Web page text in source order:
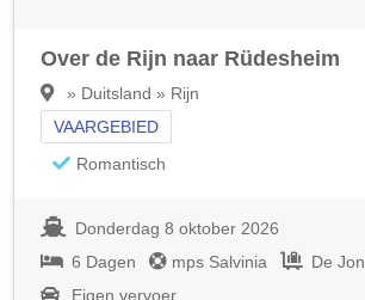
Over de Rijn naar Rüdesheim
» Duitsland » Rijn
VAARGEBIED
Romantisch
Donderdag 8 oktober 2026
6 Dagen
mps Salvinia
De
Eigen vervoer